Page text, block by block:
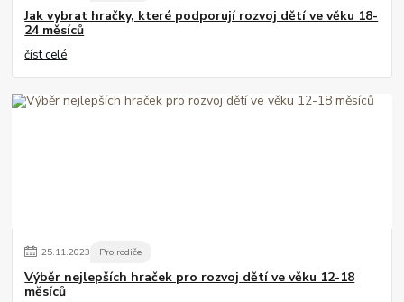
Jak vybrat hračky, které podporují rozvoj dětí ve věku 18-
24 měsíců
číst celé
25.11.2023 Pro rodiče
Výběr nejlepších hraček pro rozvoj dětí ve věku 12-18
měsíců